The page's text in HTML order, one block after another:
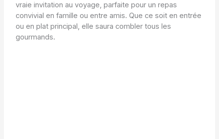
vraie invitation au voyage, parfaite pour un repas
convivial en famille ou entre amis. Que ce soit en entrée
ou en plat principal, elle saura combler tous les
gourmands.